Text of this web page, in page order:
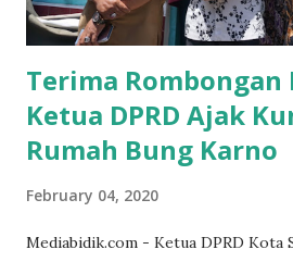
MEA, seharusnya pelaku UMKM
dana pinjaman unt...
Terima Rombongan
Ketua DPRD Ajak
Rumah Bung Karno
February 04, 2020
Mediabidik.com - Ketua DPRD Kota